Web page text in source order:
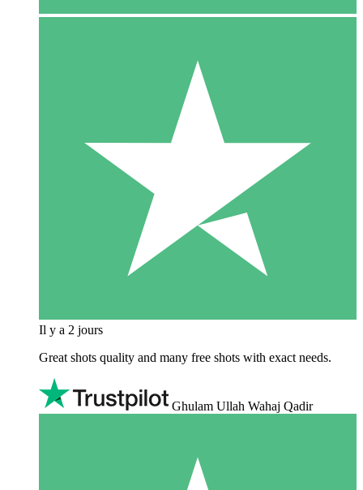
Il y a 2 jours
Great shots quality and many free shots with exact needs.
Ghulam Ullah Wahaj Qadir